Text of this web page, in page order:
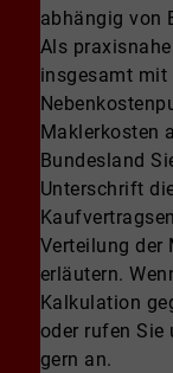
abhängig von
Als
insgesamt mit
Maklerkosten
Bundesland
Unterschrift
Verteilung der
erläutern.
Kalkulation
oder rufen Sie
gern an.